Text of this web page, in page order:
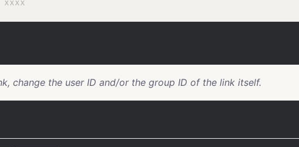
change the user ID and/or the group ID of the link itself.